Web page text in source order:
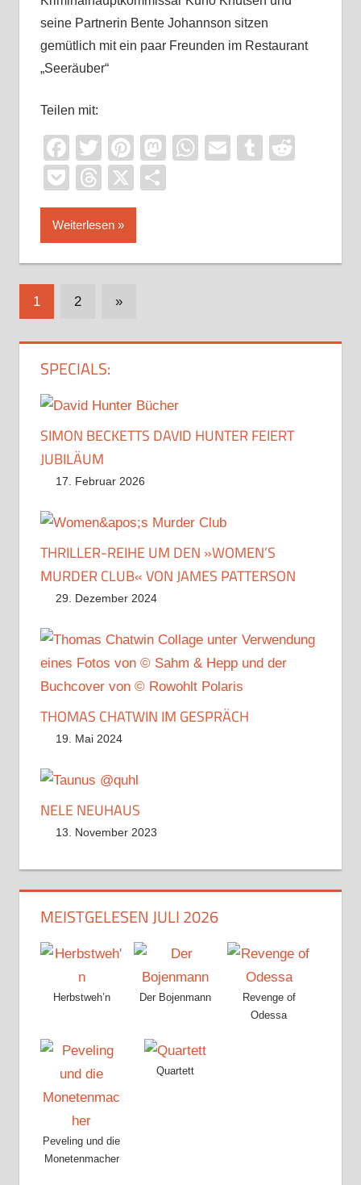
seine Partnerin Bente Johannson sitzen
gemütlich mit ein paar Freunden im Restaurant
„Seeräuber“
Teilen mit:
Facebook
TwitterPinterest
Mastodon
WhatsApp
EmailTumblr
PocketThreads
X
Weiterlesen
Seitennummerierung
Beiträge
1 2
Nächste
»
SPECIALS:
SIMON BECKETTS DAVID HUNTER FEIERT
JUBILÄUM
17. Februar 2026
THRILLER-REIHE UM DEN »WOMEN’S
MURDER CLUB« VON JAMES PATTERSON
29. Dezember 2024
THOMAS CHATWIN IM GESPRÄCH
19. Mai 2024
NELE NEUHAUS
13. November 2023
MEISTGELESEN JULI 2026
Herbstweh’n Der Bojenmann
Revenge of
Odessa
Peveling und die
Monetenmacher
Quartett